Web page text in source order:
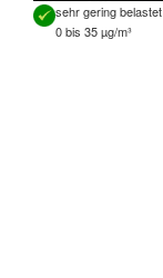
sehr gering belastet
0 bis 35 µg/m³